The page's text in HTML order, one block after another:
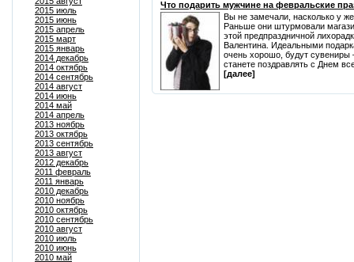
2015 июль
2015 июнь
2015 апрель
2015 март
2015 январь
2014 декабрь
2014 октябрь
2014 сентябрь
2014 август
2014 июнь
2014 май
2014 апрель
2013 ноябрь
2013 октябрь
2013 сентябрь
2013 август
2012 декабрь
2011 февраль
2011 январь
2010 декабрь
2010 ноябрь
2010 октябрь
2010 сентябрь
2010 август
2010 июль
2010 июнь
2010 май
Что подарить мужчине на февральские
Вы не замечали, насколько у
Раньше они штурмовали
этой предпраздничной
Валентина. Идеальными
очень хорошо, будут сувениры
станете поздравлять с Днем
[далее]